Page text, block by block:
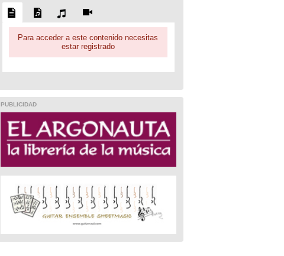
Para acceder a este contenido necesitas
estar registrado
PUBLICIDAD